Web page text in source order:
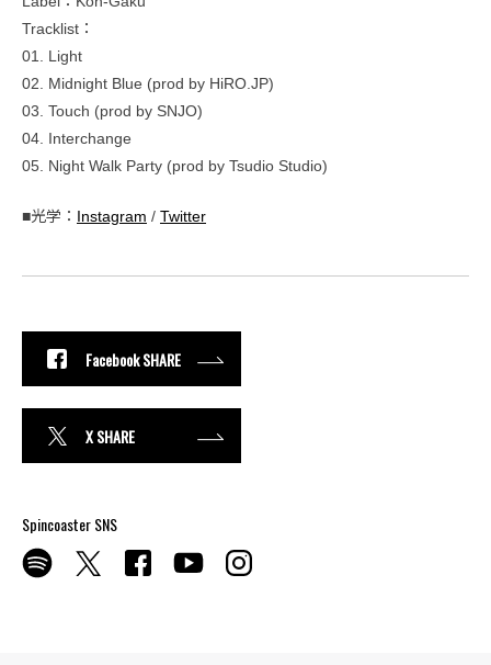
Tracklist：
01. Light
02. Midnight Blue (prod by HiRO.JP)
03. Touch (prod by SNJO)
04. Interchange
05. Night Walk Party (prod by Tsudio Studio)
■光学： Instagram / Twitter
Facebook SHARE
X SHARE
Spincoaster SNS